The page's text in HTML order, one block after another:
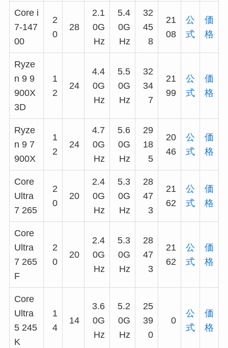
Core i
7-147
00
2
0
28
2.1
0G
Hz
5.4
0G
Hz
32
45
8
21
08
公
式
価
格
Ryze
n 9 9
900X
3D
1
2
24
4.4
0G
Hz
5.5
0G
Hz
32
34
7
21
99
公
式
価
格
Ryze
n 9 7
900X
1
2
24
4.7
0G
Hz
5.6
0G
Hz
29
18
5
20
46
公
式
価
格
Core
Ultra
7 265
2
0
20
2.4
0G
Hz
5.3
0G
Hz
28
47
3
21
62
公
式
価
格
Core
Ultra
7 265
F
2
0
20
2.4
0G
Hz
5.3
0G
Hz
28
47
3
21
62
公
式
価
格
Core
Ultra
5 245
K
1
4
14
3.6
0G
Hz
5.2
0G
Hz
25
39
0
0
公
式
価
格